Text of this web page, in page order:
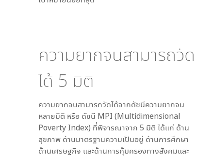
ความยากจนสามารถวัด
ได้ 5 มิติ
ความยากจนสามารถวัดได้จากดัชนีความยากจน
หลายมิติ หรือ ดัชนี MPI (Multidimensional
Poverty Index) ที่พิจารณาจาก 5 มิติ ได้แก่ ด้าน
สุขภาพ ด้านมาตรฐานความเป็นอยู่ ด้านการศึกษา
ด้านเศรษฐกิจ และด้านการคุ้มครองทางสังคมและ